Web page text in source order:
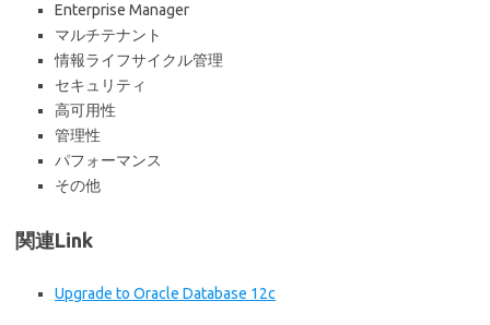
Enterprise Manager
マルチテナント
情報ライフサイクル管理
セキュリティ
高可用性
管理性
パフォーマンス
その他
関連Link
Upgrade to Oracle Database 12c